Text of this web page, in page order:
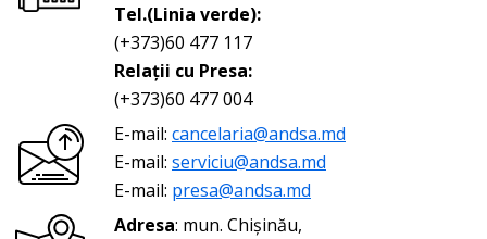
Tel.(Linia verde):
(+373)60 477 117
Relații cu Presa:
(+373)60 477 004
E-mail: cancelaria@andsa.md
E-mail: serviciu@andsa.md
E-mail: presa@andsa.md
Adresa: mun. Chișinău,